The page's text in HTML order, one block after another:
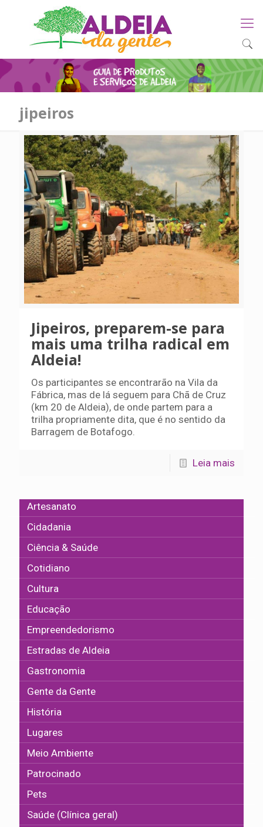
jipeiros
Jipeiros, preparem-se para
mais uma trilha radical em
Aldeia!
Os participantes se encontrarão na Vila da
Fábrica, mas de lá seguem para Chã de Cruz
(km 20 de Aldeia), de onde partem para a
trilha propriamente dita, que é no sentido da
Barragem de Botafogo.
Leia mais
Artesanato
Cidadania
Ciência & Saúde
Cotidiano
Cultura
Educação
Empreendedorismo
Estradas de Aldeia
Gastronomia
Gente da Gente
História
Lugares
Meio Ambiente
Patrocinado
Pets
Saúde (Clínica geral)